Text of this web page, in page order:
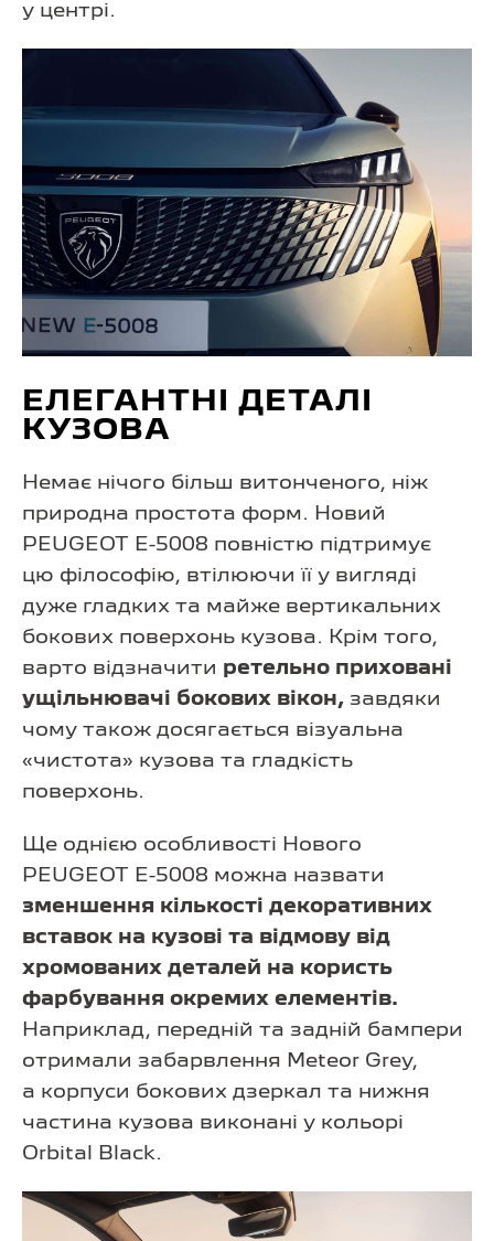
у центрі.
ЕЛЕГАНТНІ ДЕТАЛІ
КУЗОВА
Немає нічого більш витонченого, ніж
природна простота форм. Новий
PEUGEOT E-5008 повністю підтримує
цю філософію, втілюючи її у вигляді
дуже гладких та майже вертикальних
бокових поверхонь кузова. Крім того,
варто відзначити ретельно приховані
ущільнювачі бокових вікон, завдяки
чому також досягається візуальна
«чистота» кузова та гладкість
поверхонь.
Ще однією особливості Нового
PEUGEOT E-5008 можна назвати
зменшення кількості декоративних
вставок на кузові та відмову від
хромованих деталей на користь
фарбування окремих елементів.
Наприклад, передній та задній бампери
отримали забарвлення Meteor Grey,
а корпуси бокових дзеркал та нижня
частина кузова виконані у кольорі
Orbital Black.